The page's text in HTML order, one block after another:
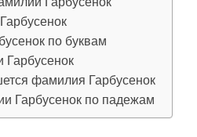
по буквам
фамилия Гарбусенок
Гарбусенок по падежам